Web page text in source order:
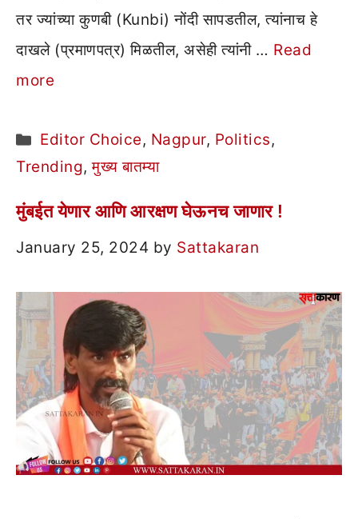
तर ज्यांच्या कुणबी (Kunbi) नोंदी सापडतील, त्यांनाच हे
दाखले (प्रमाणपत्र) मिळतील, असेही त्यांनी … Read
more
Categories
Editor Choice, Nagpur, Politics,
Trending,मुख्य बातम्या
मुंबईत येणार आणि आरक्षण घेऊनच जाणार !
January 25, 2024 by Sattakaran